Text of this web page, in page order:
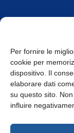
Per fornire le
cookie per
dispositivo. Il
elaborare dati
su questo sito.
influire